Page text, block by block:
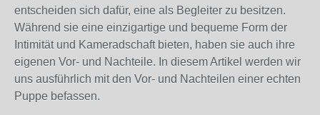
entscheiden sich dafür, eine als Begleiter zu besitzen.
Während sie eine einzigartige und bequeme Form der
Intimität und Kameradschaft bieten, haben sie auch ihre
eigenen Vor- und Nachteile. In diesem Artikel werden wir
uns ausführlich mit den Vor- und Nachteilen einer echten
Puppe befassen.